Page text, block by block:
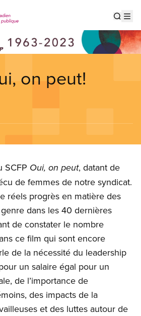
on peut!
SCFP Oui, on peut, datant de
de femmes de notre syndicat.
réels progrès en matière des
dans les 40 dernières
de constater le nombre
ce film qui sont encore
de la nécessité du leadership
un salaire égal pour un
de l’importance de
des impacts de la
et des luttes autour de